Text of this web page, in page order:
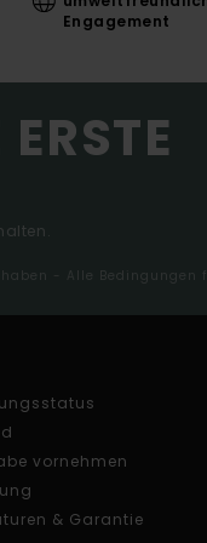
Engagement
- Alle
vornehmen
& Garantie